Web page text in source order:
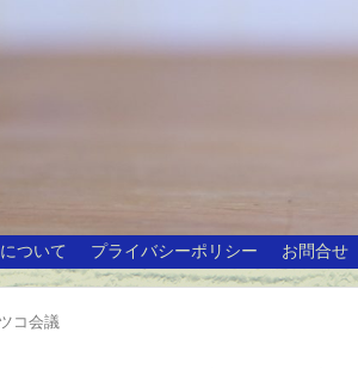
ついて プライバシーポリシー お問合せ
コ会議